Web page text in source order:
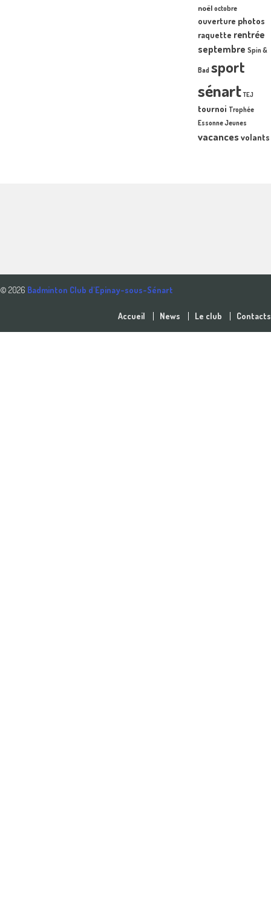
noël octobre
ouverture photos
raquette rentrée
septembre Spin &
Bad sport
sénart TEJ
tournoi Trophée
Essonne Jeunes
vacancesvolants
© 2026 Badminton Club d'Epinay-sous-Sénart
Accueil News Le club Contacts